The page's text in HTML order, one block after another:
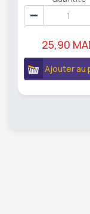
25,90
Ajouter au